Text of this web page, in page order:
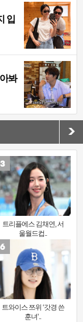
입
봐
트리플에스 김채연, 서
울월드컵..
트와이스 쯔위 ‘갓경 쓴
훈녀’..